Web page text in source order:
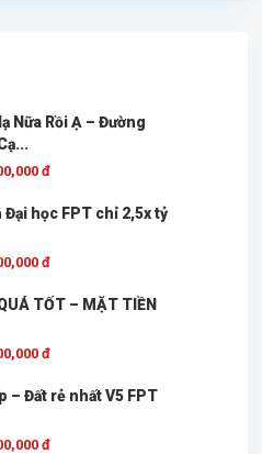
Nữa Rồi Ạ – Đường
đ
Đại học FPT chỉ 2,5x tỷ
đ
TỐT – MẶT TIỀN
đ
– Đất rẻ nhất V5 FPT
đ